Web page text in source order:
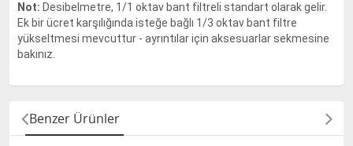
Not: Desibelmetre, 1/1 oktav bant filtreli standart olarak gelir.
Ek bir ücret karşılığında isteğe bağlı 1/3 oktav bant filtre
yükseltmesi mevcuttur - ayrıntılar için aksesuarlar sekmesine
bakınız.
Benzer Ürünler